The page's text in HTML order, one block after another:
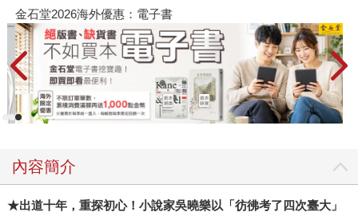
金石堂2026海外優惠：電子書
內容簡介
★出道十年，重探初心！小說家吳曉樂以「彷彿考了四次臺大」